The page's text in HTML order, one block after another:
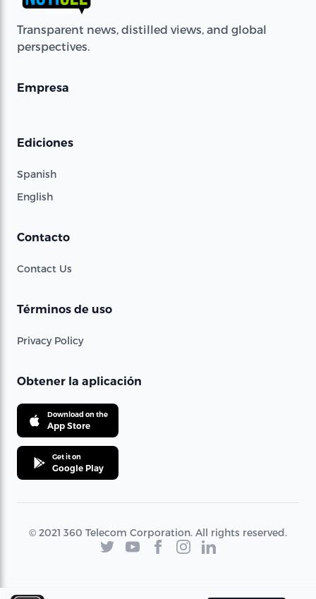
Transparent news, distilled views, and global
perspectives.
Empresa
Ediciones
Spanish
English
Contacto
Contact Us
Términos de uso
Privacy Policy
Obtener la aplicación
Download on the
App Store
Get it on
Google Play
© 2021 360 Telecom Corporation. All rights reserved.